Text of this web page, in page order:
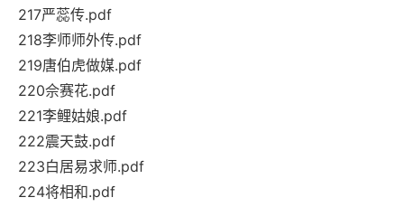
217严蕊传.pdf
218李师师外传.pdf
219唐伯虎做媒.pdf
220佘赛花.pdf
221李鲤姑娘.pdf
222震天鼓.pdf
223白居易求师.pdf
224将相和.pdf